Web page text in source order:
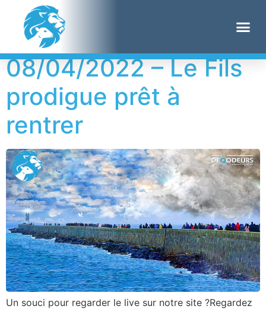
Jour : 8 avril 2022
08/04/2022 – Le Fils
prodigue prêt à
rentrer
Un souci pour regarder le live sur notre site ?Regardez